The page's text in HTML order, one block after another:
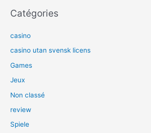
Catégories
casino
casino utan svensk licens
Games
Jeux
Non classé
review
Spiele